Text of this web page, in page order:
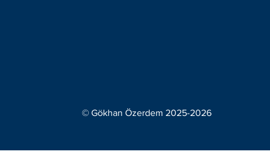
© Gökhan Özerdem 2025-2026